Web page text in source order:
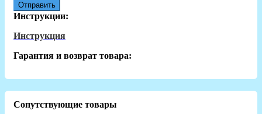
Отправить
Инструкции:
Инструкция
Гарантия и возврат товара:
Сопутствующие товары